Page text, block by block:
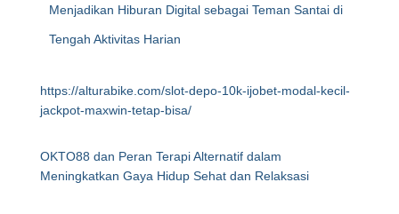
Menjadikan Hiburan Digital sebagai Teman Santai di
Tengah Aktivitas Harian
https://alturabike.com/slot-depo-10k-ijobet-modal-kecil-
jackpot-maxwin-tetap-bisa/
OKTO88 dan Peran Terapi Alternatif dalam
Meningkatkan Gaya Hidup Sehat dan Relaksasi